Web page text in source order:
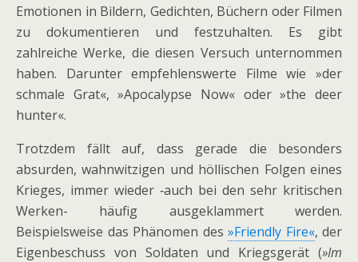
Emotionen in Bildern, Gedichten, Büchern oder Filmen
zu dokumentieren und festzuhalten. Es gibt
zahlreiche Werke, die diesen Versuch unternommen
haben. Darunter empfehlenswerte Filme wie »der
schmale Grat«, »Apocalypse Now« oder »the deer
hunter«.
Trotzdem fällt auf, dass gerade die besonders
absurden, wahnwitzigen und höllischen Folgen eines
Krieges, immer wieder ‑auch bei den sehr kritischen
Werken- häufig ausgeklammert werden.
Beispielsweise das Phänomen des »Friendly Fire«, der
Eigenbeschuss von Soldaten und Kriegsgerät (»Im